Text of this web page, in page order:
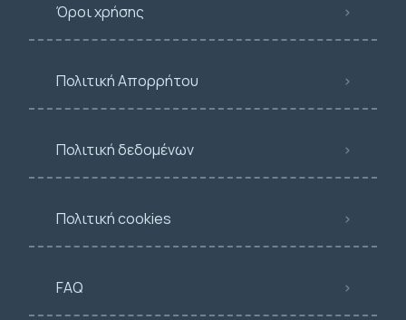
Όροι χρήσης
Πολιτική Απορρήτου
Πολιτική δεδομένων
Πολιτική cookies
FAQ